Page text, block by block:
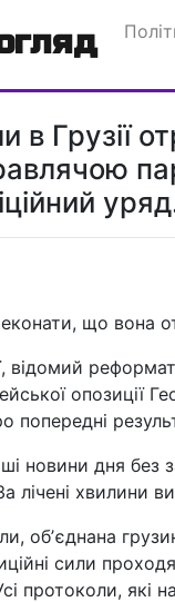
в Грузії
що вона
відомий
опозиції
новини дня без
лічені хвилини ви
обʼєднана
сили
протоколи, які